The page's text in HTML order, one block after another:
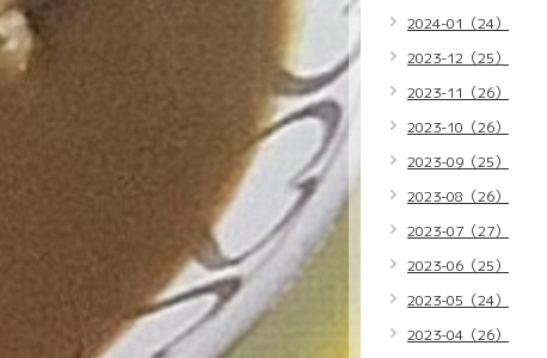
2024-01（24）
2023-12（25）
2023-11（26）
2023-10（26）
2023-09（25）
2023-08（26）
2023-07（27）
2023-06（25）
2023-05（24）
2023-04（26）